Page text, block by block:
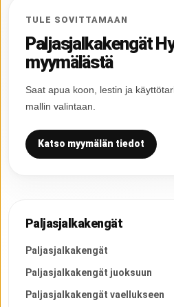
TULE SOVITTAMAAN
Paljasjalkakengät
myymälästä
Saat apua koon, lestin ja
mallin valintaan.
Katso myymälän tiedot
Paljasjalkakengät
Paljasjalkakengät
Paljasjalkakengät juoksuun
Paljasjalkakengät vaellukseen